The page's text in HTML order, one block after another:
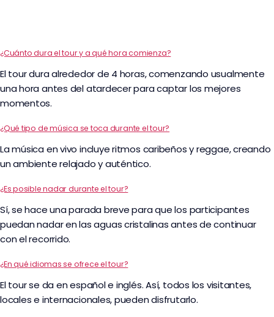
¿Cuánto dura el tour y a qué hora comienza?
El tour dura alrededor de 4 horas, comenzando usualmente
una hora antes del atardecer para captar los mejores
momentos.
¿Qué tipo de música se toca durante el tour?
La música en vivo incluye ritmos caribeños y reggae, creando
un ambiente relajado y auténtico.
¿Es posible nadar durante el tour?
Sí, se hace una parada breve para que los participantes
puedan nadar en las aguas cristalinas antes de continuar
con el recorrido.
¿En qué idiomas se ofrece el tour?
El tour se da en español e inglés. Así, todos los visitantes,
locales e internacionales, pueden disfrutarlo.